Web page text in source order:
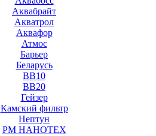
Аквабрайт
Акватрол
Аквафор
Атмос
Барьер
Беларусь
ВВ10
ВВ20
Гейзер
Камский фильтр
Нептун
РМ НАНОТЕХ